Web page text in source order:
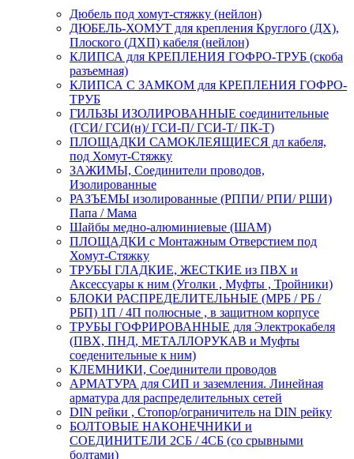
Дюбель под хомут-стяжку (нейлон)
ДЮБЕЛЬ-ХОМУТ для крепления Круглого (ДХ),
Плоского (ДХП) кабеля (нейлон)
КЛИПСА для КРЕПЛЕНИЯ ГОФРО-ТРУБ (скоба
разъемная)
КЛИПСА С ЗАМКОМ для КРЕПЛЕНИЯ ГОФРО-
ТРУБ
ГИЛЬЗЫ ИЗОЛИРОВАННЫЕ соединительные
(ГСИ/ ГСИ(н)/ ГСИ-П/ ГСИ-Т/ ПК-Т)
ПЛОЩАДКИ САМОКЛЕЯЩИЕСЯ дл кабеля,
под Хомут-Стяжку
ЗАЖИМЫ, Соединители проводов,
Изолированные
РАЗЪЕМЫ изолированные (РППИ/ РПИ/ РШИ)
Папа / Мама
Шайбы медно-алюминиевые (ШАМ)
ПЛОЩАДКИ с Монтажным Отверстием под
Хомут-Стяжку
ТРУБЫ ГЛАДКИЕ, ЖЕСТКИЕ из ПВХ и
Аксессуары к ним (Уголки , Муфты , Тройники)
БЛОКИ РАСПРЕДЕЛИТЕЛЬНЫЕ (МРБ / РБ /
РБП) 1П / 4П полюсные , в защитном корпусе
ТРУБЫ ГОФРИРОВАННЫЕ для Электрокабеля
(ПВХ, ПНД, МЕТАЛЛОРУКАВ и Муфты
соеденительные к ним)
КЛЕМНИКИ, Соединители проводов
АРМАТУРА для СИП и заземления. Линейная
арматура для распределительных сетей
DIN рейки , Стопор/ограничитель на DIN рейку
БОЛТОВЫЕ НАКОНЕЧНИКИ и
СОЕДИНИТЕЛИ 2СБ / 4СБ (со срывными
болтами)